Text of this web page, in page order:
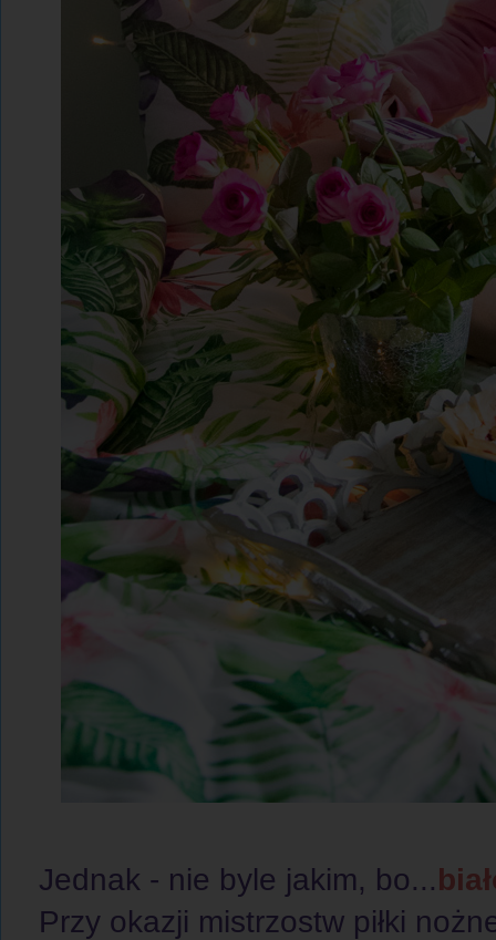
Jednak - nie byle jakim, bo...
Przy okazji mistrzostw piłki